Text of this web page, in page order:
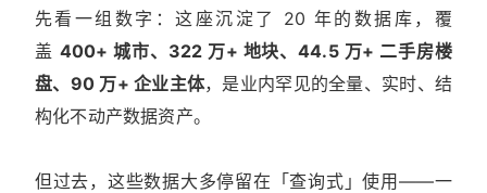
先看一组数字：这座沉淀了 20 年的数据库，覆
盖 400+ 城市、322 万+ 地块、44.5 万+ 二手房楼
盘、90 万+ 企业主体，是业内罕见的全量、实时、结
构化不动产数据资产。
但过去，这些数据大多停留在「查询式」使用——一